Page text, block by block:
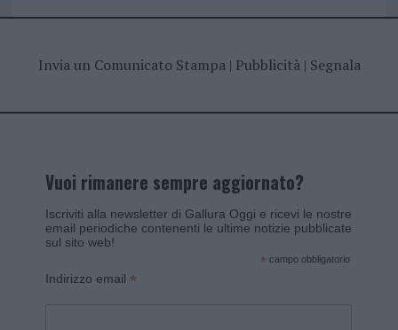
Invia un Comunicato Stampa| Pubblicità| Segnala
Vuoi rimanere sempre aggiornato?
Iscriviti alla newsletter di Gallura Oggi e ricevi le nostre
email periodiche contenenti le ultime notizie pubblicate
sul sito web!
* campo obbligatorio
Indirizzo email *